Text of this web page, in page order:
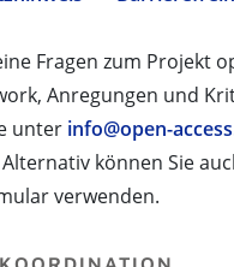
Fragen zum Projekt
Anregungen und
unter info@open-
können Sie
verwenden.